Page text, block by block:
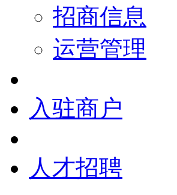
招商信息
运营管理
入驻商户
人才招聘